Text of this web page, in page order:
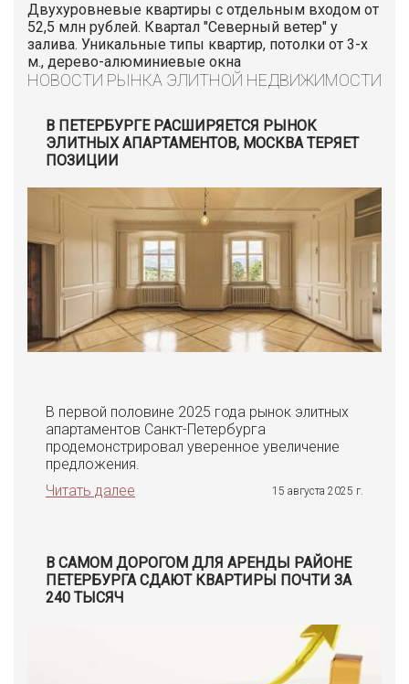
Двухуровневые квартиры с отдельным входом от
52,5 млн рублей. Квартал "Северный ветер" у
залива. Уникальные типы квартир, потолки от 3-х
м., дерево-алюминиевые окна
НОВОСТИ РЫНКА ЭЛИТНОЙ НЕДВИЖИМОСТИ
В ПЕТЕРБУРГЕ РАСШИРЯЕТСЯ РЫНОК
ЭЛИТНЫХ АПАРТАМЕНТОВ, МОСКВА ТЕРЯЕТ
ПОЗИЦИИ
В первой половине 2025 года рынок элитных
апартаментов Санкт-Петербурга
продемонстрировал уверенное увеличение
предложения.
Читать далее
15 августа 2025 г.
В САМОМ ДОРОГОМ ДЛЯ АРЕНДЫ РАЙОНЕ
ПЕТЕРБУРГА СДАЮТ КВАРТИРЫ ПОЧТИ ЗА
240 ТЫСЯЧ